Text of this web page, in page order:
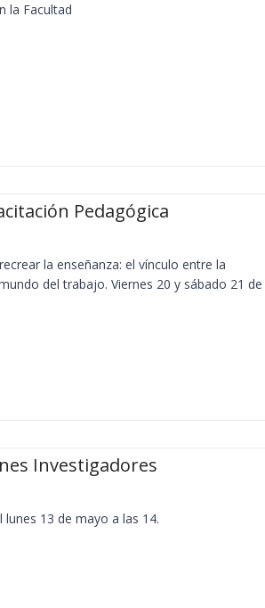
la Facultad
Pedagógica
la enseñanza: el vínculo entre la
del trabajo. Viernes 20 y sábado 21 de
Investigadores
13 de mayo a las 14.